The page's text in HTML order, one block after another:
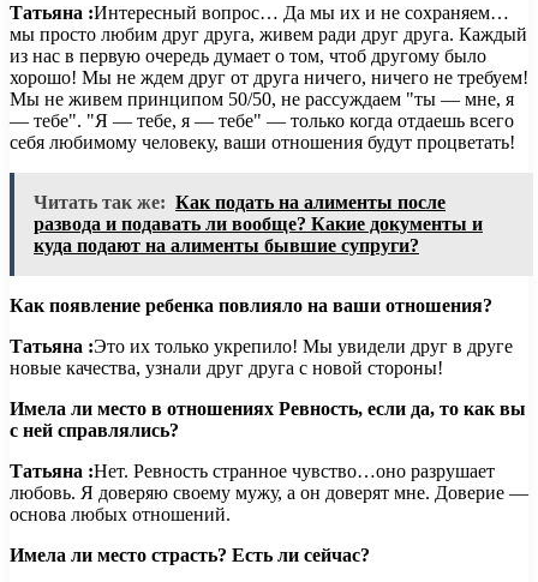
Татьяна :Интересный вопрос… Да мы их и не сохраняем…
мы просто любим друг друга, живем ради друг друга. Каждый
из нас в первую очередь думает о том, чтоб другому было
хорошо! Мы не ждем друг от друга ничего, ничего не требуем!
Мы не живем принципом 50/50, не рассуждаем "ты — мне, я
— тебе". "Я — тебе, я — тебе" — только когда отдаешь всего
себя любимому человеку, ваши отношения будут процветать!
Читать так же: Как подать на алименты после
развода и подавать ли вообще? Какие документы и
куда подают на алименты бывшие супруги?
Как появление ребенка повлияло на ваши отношения?
Татьяна :Это их только укрепило! Мы увидели друг в друге
новые качества, узнали друг друга с новой стороны!
Имела ли место в отношениях Ревность, если да, то как вы
с ней справлялись?
Татьяна :Нет. Ревность странное чувство…оно разрушает
любовь. Я доверяю своему мужу, а он доверят мне. Доверие —
основа любых отношений.
Имела ли место страсть? Есть ли сейчас?